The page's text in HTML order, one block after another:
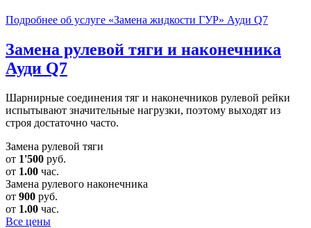
Подробнее об услуге «Замена жидкости ГУР» Ауди Q7
Замена рулевой тяги и наконечника
Ауди Q7
Шарнирные соединения тяг и наконечников рулевой рейки
испытывают значительные нагрузки, поэтому выходят из
строя достаточно часто.
Замена рулевой тяги
от 1'500 руб.
от 1.00 час.
Замена рулевого наконечника
от 900 руб.
от 1.00 час.
Все цены